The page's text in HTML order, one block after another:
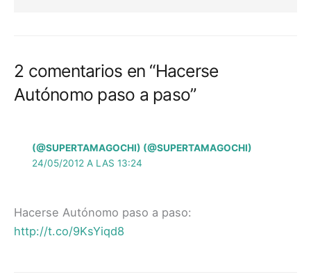
2 comentarios en “Hacerse
Autónomo paso a paso”
(@SUPERTAMAGOCHI) (@SUPERTAMAGOCHI)
24/05/2012 A LAS 13:24
Hacerse Autónomo paso a paso:
http://t.co/9KsYiqd8